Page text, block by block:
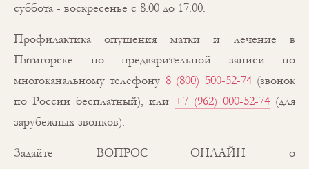
суббота - воскресенье с 8.00 до 17.00.
Профилактика опущения матки и лечение в
Пятигорске по предварительной записи по
многоканальному телефону 8 (800) 500-52-74(звонок
по России бесплатный), или +7 (962) 000-52-74(для
зарубежных звонков).
Задайте ВОПРОС ОНЛАЙН о